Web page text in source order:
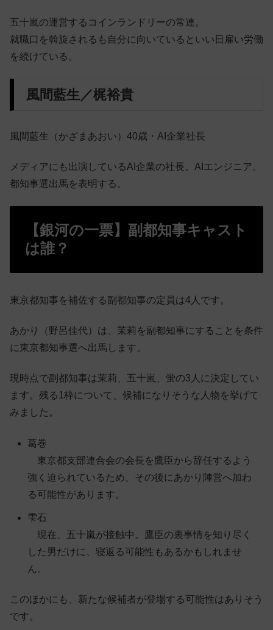
五十嵐の運営するコインランドリーの常連。
就職口を斡旋されるも自分に向いているといい日雇い労働
を続けている。
風間藍生／梶裕貴
風間藍生（かざまあおい）40歳・AI企業社長
メディアにも出演しているAI企業の社長。AIエンジニア。
都知事選出馬を表明する。
【銀河の一票】副都知事キャスト
は誰？
東京都知事を補佐する副都知事の定員は4人です。
あかり（野呂佳代）は、茉莉を副都知事にすることを条件
に東京都知事選へ出馬します。
現時点で副都知事は茉莉、五十嵐、蛍の3人に決定してい
ます。残る1枠について、候補になりそうな人物を挙げて
みました。
葛巻
東京都支部連合会の会長を鷹臣から辞任するよう
強く迫られているため、その後にあかり陣営へ加わ
る可能性があります。
雫石
現在、五十嵐が接触中。鷹臣の裏事情を知り尽く
した男だけに、寝返る可能性もあるかもしれませ
ん。
このほかにも、新たな候補者が登場する可能性はありそう
です。